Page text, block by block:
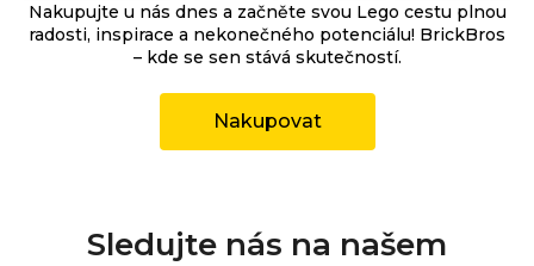
Nakupujte u nás dnes a začněte svou Lego cestu plnou
radosti, inspirace a nekonečného potenciálu! BrickBros
– kde se sen stává skutečností.
Nakupovat
Sledujte nás na našem